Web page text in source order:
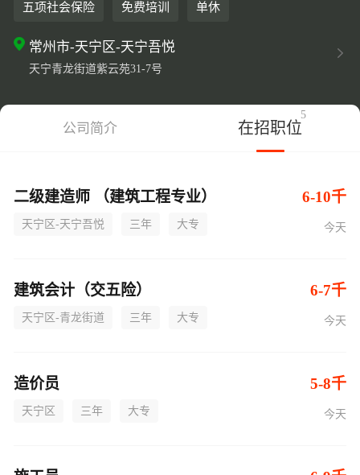
五项社会保险 免费培训 单休
常州市-天宁区-天宁吾悦
天宁青龙街道紫云苑31-7号
公司简介 在招职位
5
二级建造师 （建筑工程专业） 6-10千
天宁区-天宁吾悦 三年 大专 今天
建筑会计（交五险） 6-7千
天宁区-青龙街道 三年 大专 今天
造价员 5-8千
天宁区 三年 大专 今天